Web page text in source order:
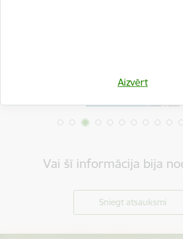
Aizvērt
Vai šī informācija bija
Sniegt atsauksmi